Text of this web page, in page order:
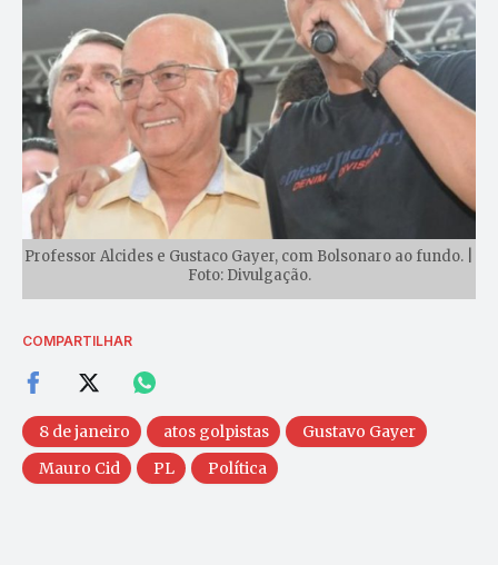
Professor Alcides e Gustaco Gayer, com Bolsonaro ao fundo. |
Foto: Divulgação.
COMPARTILHAR
8 de janeiro atos golpistas
Gustavo Gayer
Mauro Cid
PL Política